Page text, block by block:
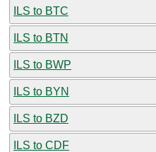
ILS to BTC
ILS to BTN
ILS to BWP
ILS to BYN
ILS to BZD
ILS to CDF